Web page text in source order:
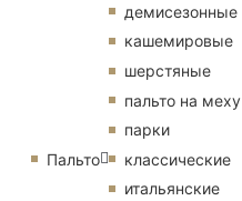
Пальто
демисезонные
кашемировые
шерстяные
пальто на меху
парки
классические
итальянские